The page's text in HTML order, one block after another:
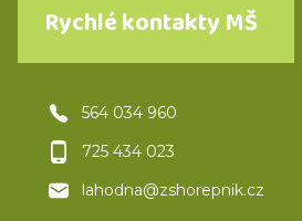
Rychlé kontakty MŠ
564 034 960
725 434 023
lahodna@zshorepnik.cz